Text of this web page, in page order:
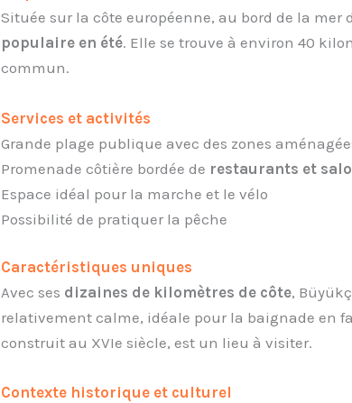
Située sur la côte européenne, au bord de la
populaire en été. Elle se trouve à environ 40
commun.
Services et activités
Grande plage publique avec des zones
Promenade côtière bordée de restaurants et
Espace idéal pour la marche et le vélo
Possibilité de pratiquer la pêche
Caractéristiques uniques
Avec ses dizaines de kilomètres de côte,
relativement calme, idéale pour la baignade en
construit au XVIe siècle, est un lieu à visiter.
Contexte historique et culturel